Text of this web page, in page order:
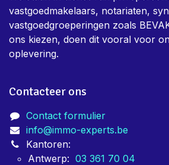
vastgoedmakelaars, notariaten,
vastgoedgroeperingen zoals
ons kiezen, doen dit vooral voor
oplevering.
Contacteer ons
Contact formulier
info@immo-experts.be
Kantoren:
Antwerp: 03 361 70 04